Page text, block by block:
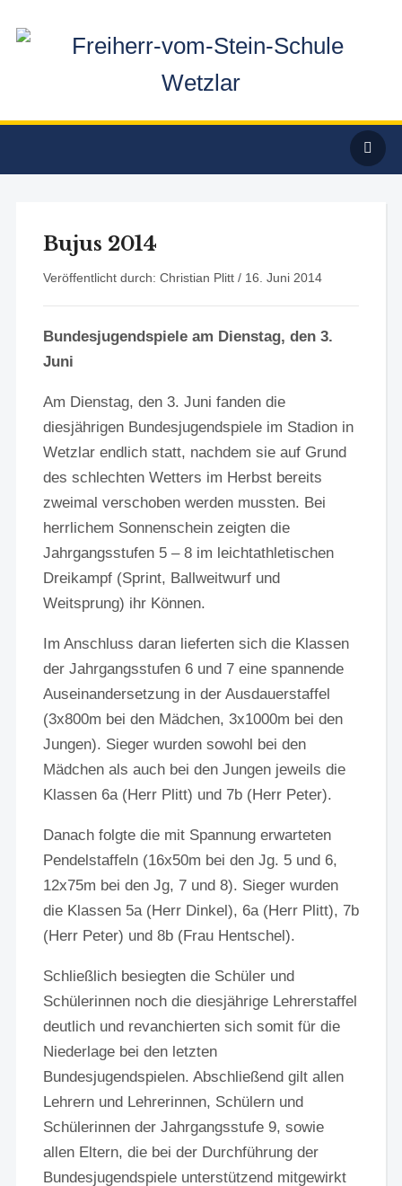
Bujus 2014
Veröffentlicht durch: Christian Plitt / 16. Juni 2014
Bundesjugendspiele am Dienstag, den 3.
Juni
Am Dienstag, den 3. Juni fanden die
diesjährigen Bundesjugendspiele im Stadion in
Wetzlar endlich statt, nachdem sie auf Grund
des schlechten Wetters im Herbst bereits
zweimal verschoben werden mussten. Bei
herrlichem Sonnenschein zeigten die
Jahrgangsstufen 5 – 8 im leichtathletischen
Dreikampf (Sprint, Ballweitwurf und
Weitsprung) ihr Können.
Im Anschluss daran lieferten sich die Klassen
der Jahrgangsstufen 6 und 7 eine spannende
Auseinandersetzung in der Ausdauerstaffel
(3x800m bei den Mädchen, 3x1000m bei den
Jungen). Sieger wurden sowohl bei den
Mädchen als auch bei den Jungen jeweils die
Klassen 6a (Herr Plitt) und 7b (Herr Peter).
Danach folgte die mit Spannung erwarteten
Pendelstaffeln (16x50m bei den Jg. 5 und 6,
12x75m bei den Jg, 7 und 8). Sieger wurden
die Klassen 5a (Herr Dinkel), 6a (Herr Plitt), 7b
(Herr Peter) und 8b (Frau Hentschel).
Schließlich besiegten die Schüler und
Schülerinnen noch die diesjährige Lehrerstaffel
deutlich und revanchierten sich somit für die
Niederlage bei den letzten
Bundesjugendspielen. Abschließend gilt allen
Lehrern und Lehrerinnen, Schülern und
Schülerinnen der Jahrgangsstufe 9, sowie
allen Eltern, die bei der Durchführung der
Bundesjugendspiele unterstützend mitgewirkt